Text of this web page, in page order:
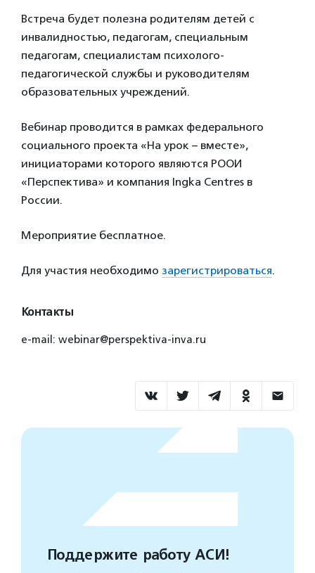
Встреча будет полезна родителям детей с
инвалидностью, педагогам, специальным
педагогам, специалистам психолого-
педагогической службы и руководителям
образовательных учреждений.
Вебинар проводится в рамках федерального
социального проекта «На урок – вместе»,
инициаторами которого являются РООИ
«Перспектива» и компания Ingka Centres в
России.
Мероприятие бесплатное.
Для участия необходимо зарегистрироваться.
Контакты
e-mail: webinar@perspektiva-inva.ru
Поддержите работу АСИ!